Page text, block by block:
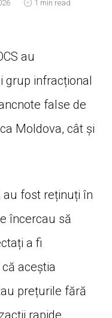
1 min read
au
grup infracțional
false de
Moldova, cât și
au fost reținuți în
încercau să
a fi
aceștia
prețurile fără
rapide,